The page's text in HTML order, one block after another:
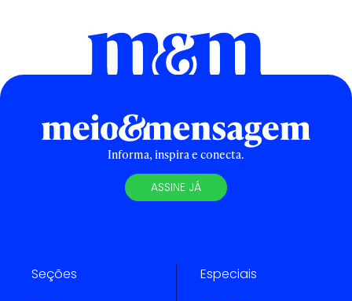
Informa, inspira e conecta.
ASSINE JÁ
Seções Especiais